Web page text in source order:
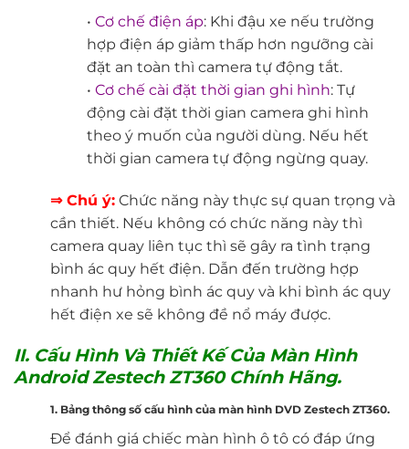
• Cơ chế điện áp: Khi đậu xe nếu trường
hợp điện áp giảm thấp hơn ngưỡng cài
đặt an toàn thì camera tự động tắt.
• Cơ chế cài đặt thời gian ghi hình: Tự
động cài đặt thời gian camera ghi hình
theo ý muốn của người dùng. Nếu hết
thời gian camera tự động ngừng quay.
⇒ Chú ý: Chức năng này thực sự quan trọng và
cần thiết. Nếu không có chức năng này thì
camera quay liên tục thì sẽ gây ra tình trạng
bình ác quy hết điện. Dẫn đến trường hợp
nhanh hư hỏng bình ác quy và khi bình ác quy
hết điện xe sẽ không đề nổ máy được.
II. Cấu Hình Và Thiết Kế Của Màn Hình
Android Zestech ZT360 Chính Hãng.
1. Bảng thông số cấu hình của màn hình DVD Zestech ZT360.
Để đánh giá chiếc màn hình ô tô có đáp ứng